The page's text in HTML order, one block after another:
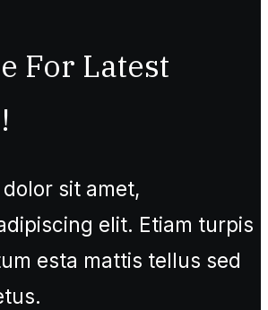
For Latest
sit amet,
elit. Etiam turpis
esta mattis tellus sed